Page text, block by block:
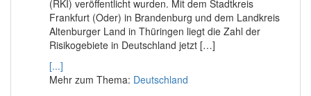
(RKI) veröffentlicht wurden. Mit dem Stadtkreis
Frankfurt (Oder) in Brandenburg und dem Landkreis
Altenburger Land in Thüringen liegt die Zahl der
Risikogebiete in Deutschland jetzt […]
[...]
Mehr zum Thema: Deutschland